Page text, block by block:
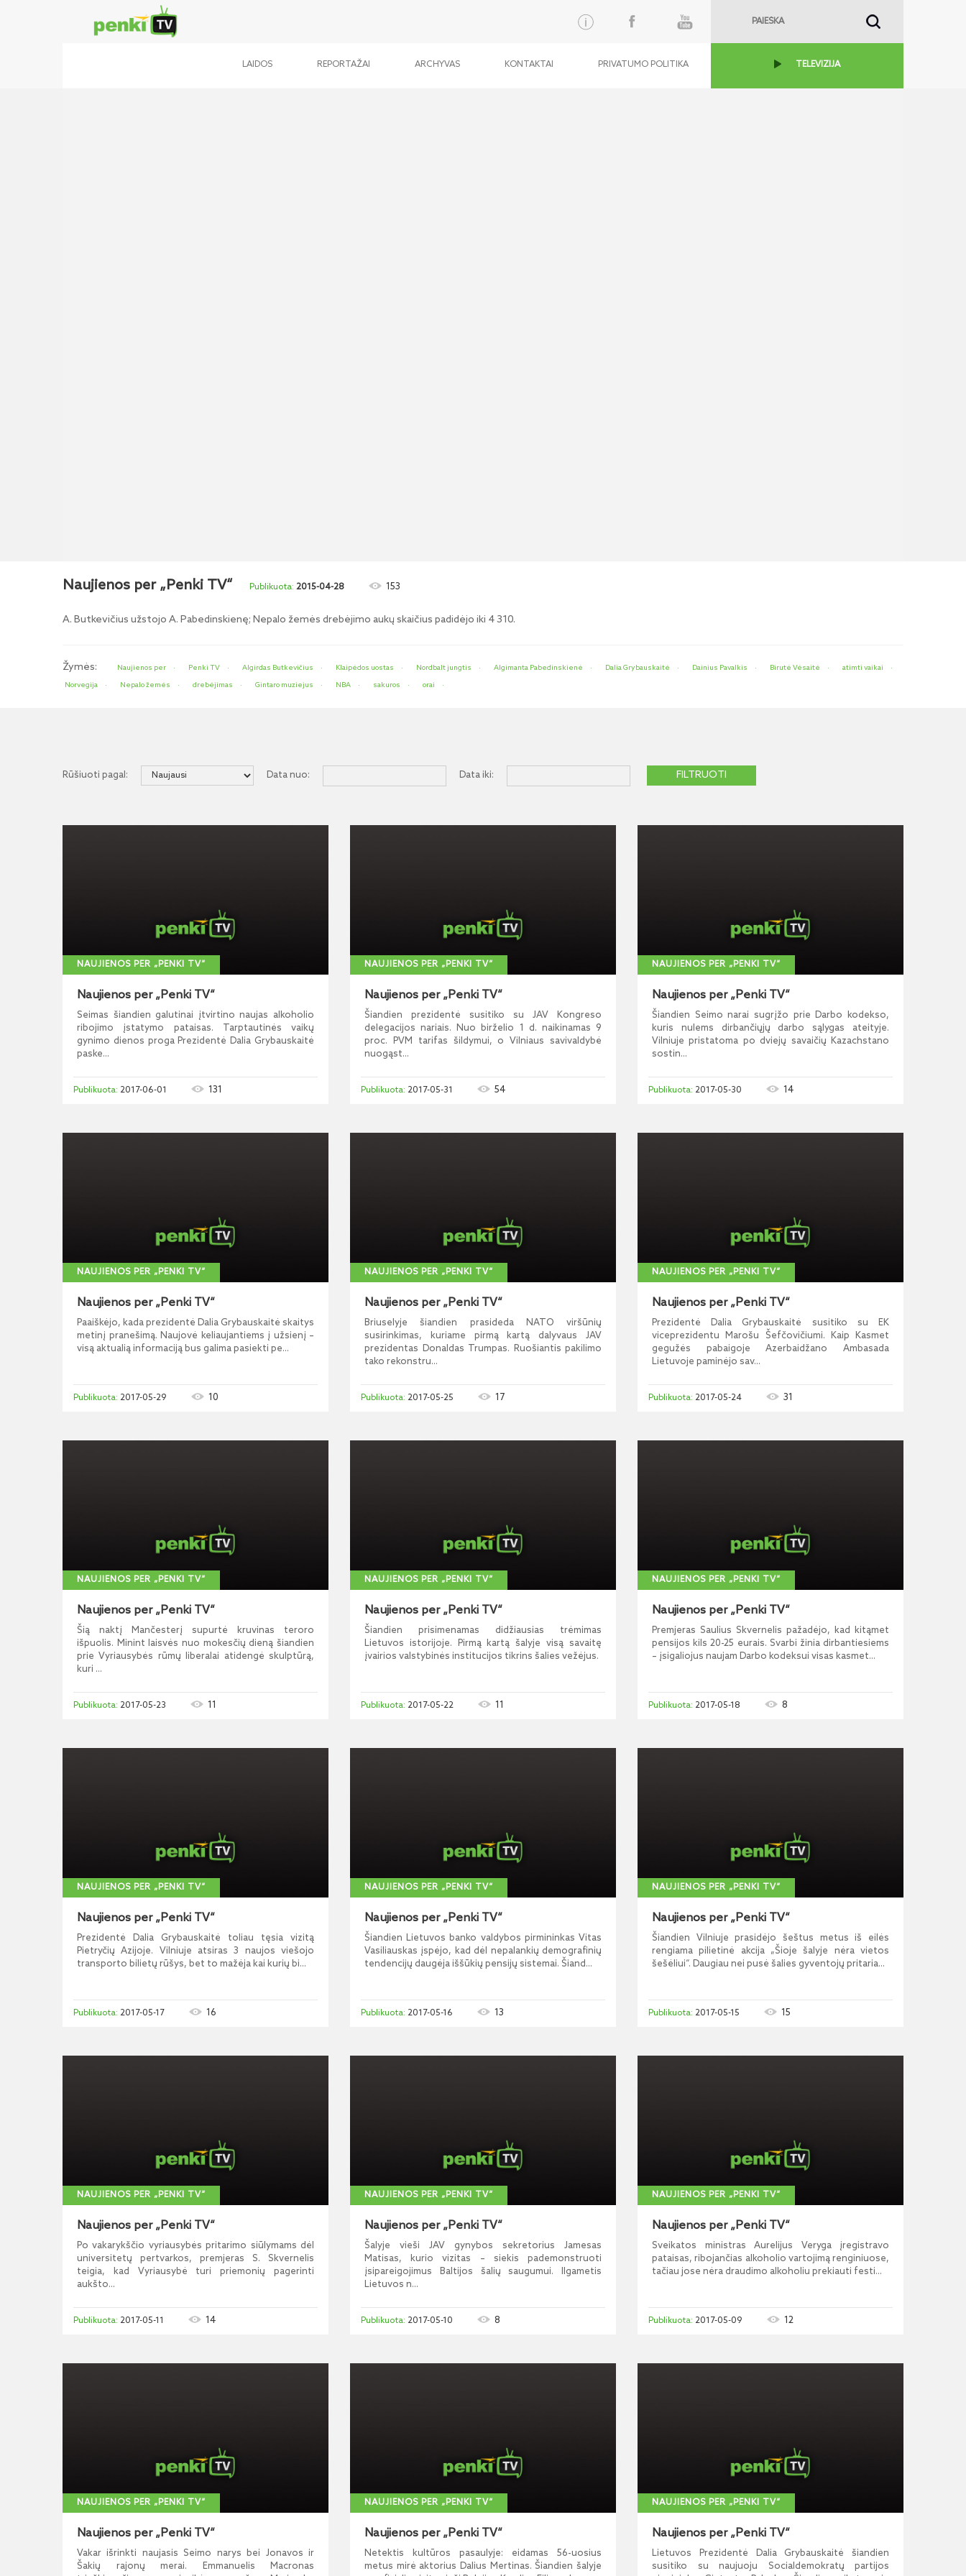
LAIDOS REPORTAŽAI ARCHYVAS KONTAKTAI PRIVATUMO POLITIKA TELEVIZIJA
Naujienos per „Penki TV“ 2015-04-28 153
A. Butkevičius užstojo A. Pabedinskienę; Nepalo žemės drebėjimo aukų skaičius padidėjo iki 4 310.
Žymės: Naujienos per Penki TV Algirdas Butkevičius Klaipėdos uostas Nordbalt jungtis Algimanta Pabedinskienė Dalia Grybauskaitė Dainius Pavalkis Birutė Vėsaitė
atimti vaikai
Norvegija
Nepalo žemės drebėjimas Gintaro muziejus NBA sakuros orai
Rūšiuoti pagal: Data nuo: Data iki:
NAUJIENOS PER „PENKI TV“
Naujienos per „Penki TV“
Seimas šiandien galutinai įtvirtino naujas alkoholio
ribojimo įstatymo pataisas. Tarptautinės vaikų
gynimo dienos proga Prezidentė Dalia Grybauskaitė
paske...
2017-06-01 131
NAUJIENOS PER „PENKI TV“
Naujienos per „Penki TV“
Šiandien prezidentė susitiko su JAV Kongreso
delegacijos nariais. Nuo birželio 1 d. naikinamas 9
proc. PVM tarifas šildymui, o Vilniaus savivaldybė
nuogąst...
2017-05-31 54
NAUJIENOS PER „PENKI TV“
Naujienos per „Penki TV“
Šiandien Seimo narai sugrįžo prie Darbo kodekso,
kuris nulems dirbančiųjų darbo sąlygas ateityje.
Vilniuje pristatoma po dviejų savaičių Kazachstano
sostin...
2017-05-30 14
NAUJIENOS PER „PENKI TV“
Naujienos per „Penki TV“
Paaiškėjo, kada prezidentė Dalia Grybauskaitė skaitys
metinį pranešimą. Naujovė keliaujantiems į užsienį –
visą aktualią informaciją bus galima pasiekti pe...
2017-05-29 10
NAUJIENOS PER „PENKI TV“
Naujienos per „Penki TV“
Briuselyje šiandien prasideda NATO viršūnių
susirinkimas, kuriame pirmą kartą dalyvaus JAV
prezidentas Donaldas Trumpas. Ruošiantis pakilimo
tako rekonstru...
2017-05-25 17
NAUJIENOS PER „PENKI TV“
Naujienos per „Penki TV“
Prezidentė Dalia Grybauskaitė susitiko su EK
viceprezidentu Marošu Šefčovičiumi. Kaip Kasmet
gegužės pabaigoje Azerbaidžano Ambasada
Lietuvoje paminėjo sav...
2017-05-24 31
NAUJIENOS PER „PENKI TV“
Naujienos per „Penki TV“
Šią naktį Mančesterį supurtė kruvinas teroro
išpuolis. Minint laisvės nuo mokesčių dieną šiandien
prie Vyriausybės rūmų liberalai atidengė skulptūrą,
kuri ...
2017-05-23 11
NAUJIENOS PER „PENKI TV“
Naujienos per „Penki TV“
Šiandien prisimenamas didžiausias trėmimas
Lietuvos istorijoje. Pirmą kartą šalyje visą savaitę
įvairios valstybinės institucijos tikrins šalies vežėjus.
2017-05-22 11
NAUJIENOS PER „PENKI TV“
Naujienos per „Penki TV“
Premjeras Saulius Skvernelis pažadėjo, kad kitąmet
pensijos kils 20-25 eurais. Svarbi žinia dirbantiesiems
– įsigaliojus naujam Darbo kodeksui visas kasmet...
2017-05-18 8
NAUJIENOS PER „PENKI TV“
Naujienos per „Penki TV“
Prezidentė Dalia Grybauskaitė toliau tęsia vizitą
Pietryčių Azijoje. Vilniuje atsiras 3 naujos viešojo
transporto bilietų rūšys, bet to mažėja kai kurių bi...
2017-05-17 16
NAUJIENOS PER „PENKI TV“
Naujienos per „Penki TV“
Šiandien Lietuvos banko valdybos pirmininkas Vitas
Vasiliauskas įspėjo, kad dėl nepalankių demografinių
tendencijų daugėja iššūkių pensijų sistemai. Šiand...
2017-05-16 13
NAUJIENOS PER „PENKI TV“
Naujienos per „Penki TV“
Šiandien Vilniuje prasidėjo šeštus metus iš eilės
rengiama pilietinė akcija „Šioje šalyje nėra vietos
šešėliui“. Daugiau nei pusė šalies gyventojų pritaria...
2017-05-15 15
NAUJIENOS PER „PENKI TV“
Naujienos per „Penki TV“
Po vakarykščio vyriausybės pritarimo siūlymams dėl
universitetų pertvarkos, premjeras S. Skvernelis
teigia, kad Vyriausybė turi priemonių pagerinti
aukšto...
2017-05-11 14
NAUJIENOS PER „PENKI TV“
Naujienos per „Penki TV“
Šalyje vieši JAV gynybos sekretorius Jamesas
Matisas, kurio vizitas – siekis pademonstruoti
įsipareigojimus Baltijos šalių saugumui. Ilgametis
Lietuvos n...
2017-05-10 8
NAUJIENOS PER „PENKI TV“
Naujienos per „Penki TV“
Sveikatos ministras Aurelijus Veryga įregistravo
pataisas, ribojančias alkoholio vartojimą renginiuose,
tačiau jose nėra draudimo alkoholiu prekiauti festi...
2017-05-09 12
NAUJIENOS PER „PENKI TV“
Naujienos per „Penki TV“
Vakar išrinkti naujasis Seimo narys bei Jonavos ir
Šakių rajonų merai. Emmanuelis Macronas
NAUJIENOS PER „PENKI TV“
Naujienos per „Penki TV“
Netektis kultūros pasaulyje: eidamas 56-uosius
metus mirė aktorius Dalius Mertinas. Šiandien šalyje
NAUJIENOS PER „PENKI TV“
Naujienos per „Penki TV“
Lietuvos Prezidentė Dalia Grybauskaitė šiandien
susitiko su naujuoju Socialdemokratų partijos